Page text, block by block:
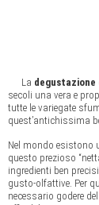
La degustazione
secoli una vera e
tutte le variegate
quest’antichissima
Nel mondo esistono
questo prezioso
ingredienti ben
gusto-olfattive. Per
necessario godere